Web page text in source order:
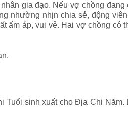
gia đạo. Nếu vợ chồng
nhường nhịn chia sẻ, động
ấm áp, vui vẻ. Hai vợ chồng
sinh xuất cho Địa Chi